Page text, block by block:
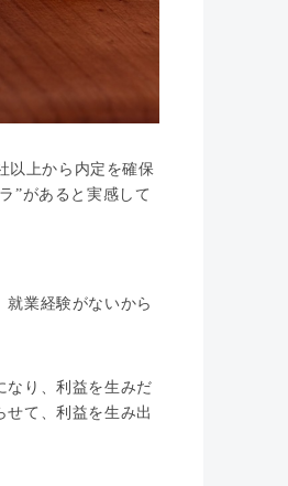
以上から内定を確保
”があると実感して
業経験がないから
なり、利益を生みだ
て、利益を生み出